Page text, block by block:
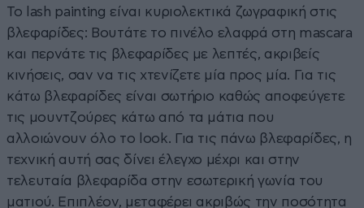
Το lash painting είναι κυριολεκτικά ζωγραφική στις
βλεφαρίδες: Βουτάτε το πινέλο ελαφρά στη mascara
και περνάτε τις βλεφαρίδες με λεπτές, ακριβείς
κινήσεις, σαν να τις χτενίζετε μία προς μία. Για τις
κάτω βλεφαρίδες είναι σωτήριο καθώς αποφεύγετε
τις μουντζούρες κάτω από τα μάτια που
αλλοιώνουν όλο το look. Για τις πάνω βλεφαρίδες, η
τεχνική αυτή σας δίνει έλεγχο μέχρι και στην
τελευταία βλεφαρίδα στην εσωτερική γωνία του
ματιού. Επιπλέον, μεταφέρει ακριβώς την ποσότητα